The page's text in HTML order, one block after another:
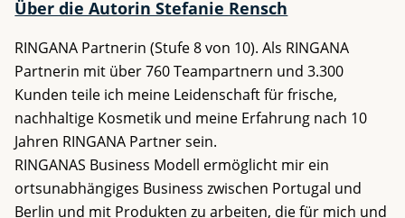
Über die Autorin Stefanie Rensch
RINGANA Partnerin (Stufe 8 von 10). Als RINGANA
Partnerin mit über 760 Teampartnern und 3.300
Kunden teile ich meine Leidenschaft für frische,
nachhaltige Kosmetik und meine Erfahrung nach 10
Jahren RINGANA Partner sein.
RINGANAS Business Modell ermöglicht mir ein
ortsunabhängiges Business zwischen Portugal und
Berlin und mit Produkten zu arbeiten, die für mich und